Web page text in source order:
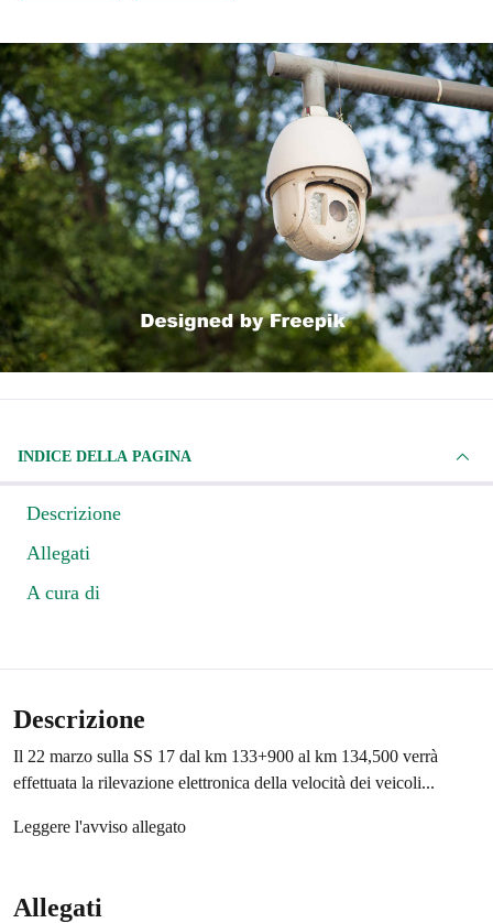
INDICE DELLA PAGINA
Descrizione
Allegati
A cura di
Descrizione
Il 22 marzo sulla SS 17 dal km 133+900 al km 134,500 verrà
effettuata la rilevazione elettronica della velocità dei veicoli...
Leggere l'avviso allegato
Allegati